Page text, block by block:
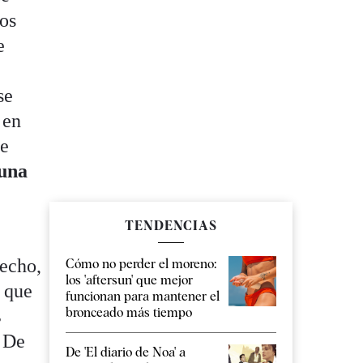
TENDENCIAS
Cómo no perder el moreno:
los 'aftersun' que mejor
funcionan para mantener el
bronceado más tiempo
De 'El diario de Noa' a